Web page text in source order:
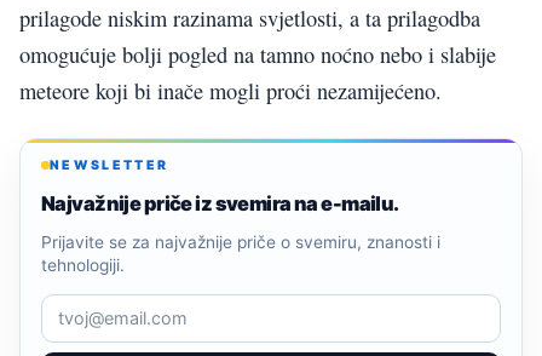
prilagode niskim razinama svjetlosti, a ta prilagodba
omogućuje bolji pogled na tamno noćno nebo i slabije
meteore koji bi inače mogli proći nezamijećeno.
NEWSLETTER
Najvažnije priče iz svemira na e-mailu.
Prijavite se za najvažnije priče o svemiru, znanosti i
tehnologiji.